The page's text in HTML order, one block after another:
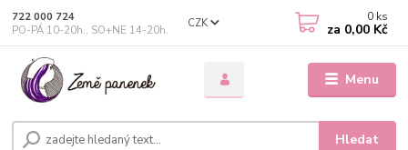
Menu
CZK
Hledat
722 000 724
PO-PÁ 10-20h., SO+NE 14-20h.
0 ks
za 0,00 Kč